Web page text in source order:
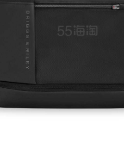
唇蜜等好礼
卖！入手珑骧、
夏季大促！哥伦